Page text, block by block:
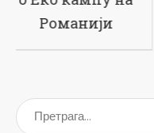
ЕКО КАМПА